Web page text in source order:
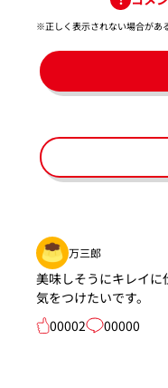
※正しく表示されない場合があ
万三郎
美味しそうにキレイ
気をつけたいです。
00002
00000